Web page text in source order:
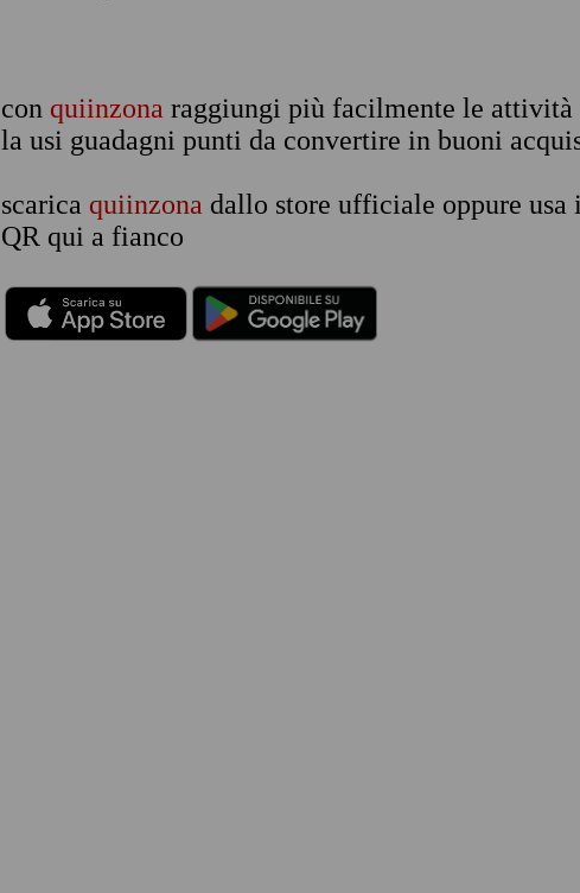
con quiinzona raggiungi più facilmente le attività
la usi guadagni punti da convertire in buoni
scarica quiinzona dallo store ufficiale oppure usa
QR qui a fianco